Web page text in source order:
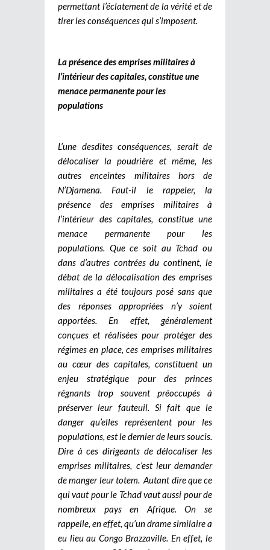
permettant l’éclatement de la vérité et de
tirer les conséquences qui s’imposent.
La présence des emprises militaires à
l’intérieur des capitales, constitue une
menace permanente pour les
populations
L’une desdites conséquences, serait de
délocaliser la poudrière et même, les
autres enceintes militaires hors de
N’Djamena. Faut-il le rappeler, la
présence des emprises militaires à
l’intérieur des capitales, constitue une
menace permanente pour les
populations. Que ce soit au Tchad ou
dans d’autres contrées du continent, le
débat de la délocalisation des emprises
militaires a été toujours posé sans que
des réponses appropriées n’y soient
apportées. En effet, généralement
conçues et réalisées pour protéger des
régimes en place, ces emprises militaires
au cœur des capitales, constituent un
enjeu stratégique pour des princes
régnants trop souvent préoccupés à
préserver leur fauteuil. Si fait que le
danger qu’elles représentent pour les
populations, est le dernier de leurs soucis.
Dire à ces dirigeants de délocaliser les
emprises militaires, c’est leur demander
de manger leur totem.Autant dire que ce
qui vaut pour le Tchad vaut aussi pour de
nombreux pays en Afrique. On se
rappelle, en effet, qu’un drame similaire a
eu lieu au Congo Brazzaville. En effet, le